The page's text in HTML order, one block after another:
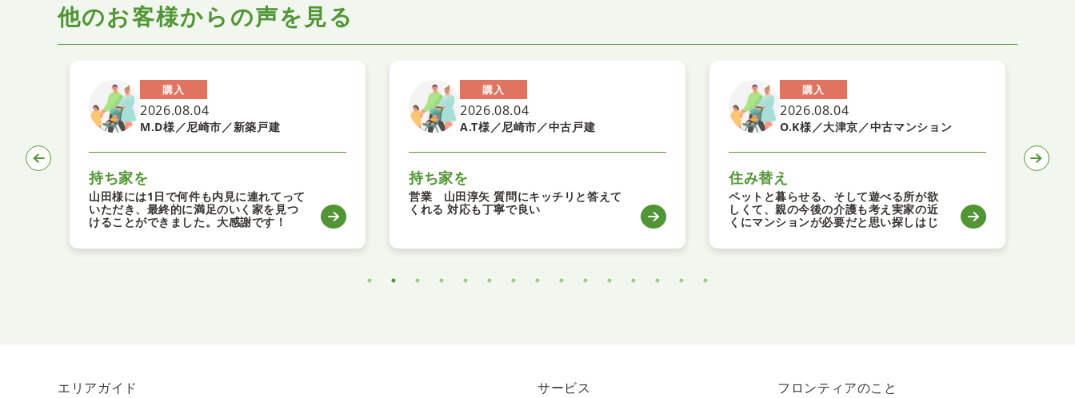
他のお客様からの声を見る
購入
2026.08.04
M.D様／尼崎市／新築戸建
持ち家を
山田様には1日で何件も内見に連れてって
いただき、最終的に満足のいく家を見つ
けることができました。大感謝です！
購入
2026.08.04
A.T様／尼崎市／中古戸建
持ち家を
営業 山田淳矢 質問にキッチリと答えて
くれる 対応も丁寧で良い
購入
2026.08.04
O.K様／大津京／中古マンション
住み替え
ペットと暮らせる、そして遊べる所が欲
しくて、親の今後の介護も考え実家の近
くにマンションが必要だと思い探しはじ
いろいろと話をきいてくださりこれから
エリアガイド サービス フロンティアのこと